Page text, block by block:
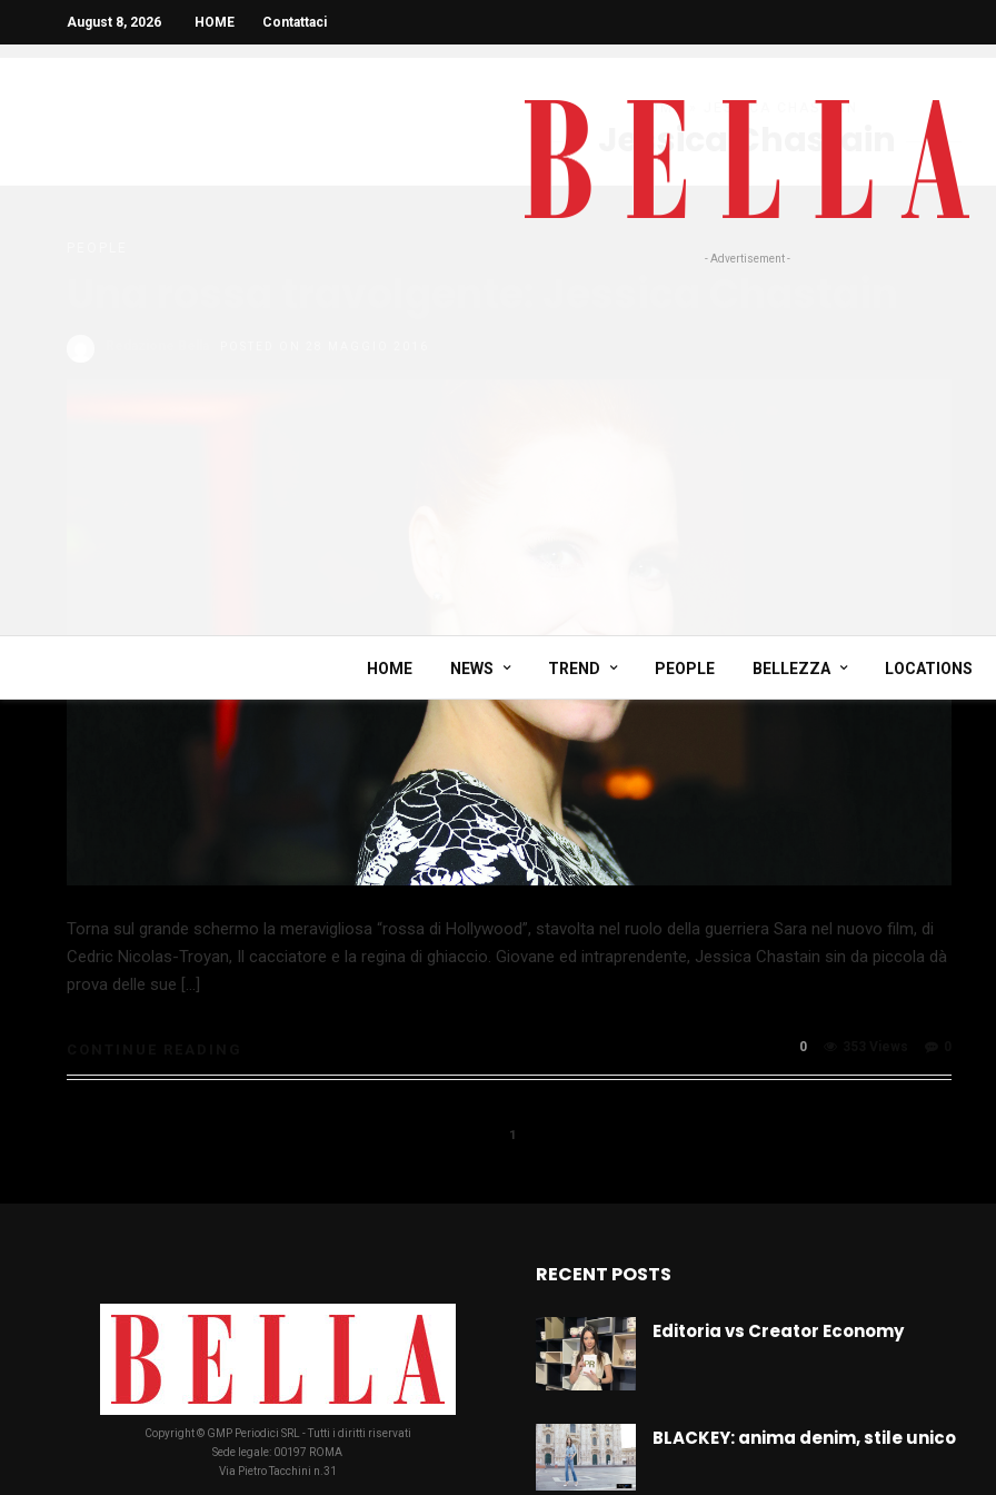
August 8, 2026 HOME Contattaci
- Advertisement -
HOME NEWS TREND PEOPLE BELLEZZA LOCATIONS
HOME » JESSICA CHASTAIN
Jessica Chastain
Torna sul grande schermo la meravigliosa “rossa di Hollywood”, stavolta nel ruolo della guerriera Sara nel nuovo film, di
Cedric Nicolas-Troyan, Il cacciatore e la regina di ghiaccio. Giovane ed intraprendente, Jessica Chastain sin da piccola dà
prova delle sue […]
0
1
Copyright © GMP Periodici SRL - Tutti i diritti riservati
Sede legale: 00197 ROMA
Via Pietro Tacchini n.31
RECENT POSTS
Editoria vs Creator Economy
BLACKEY: anima denim, stile unico